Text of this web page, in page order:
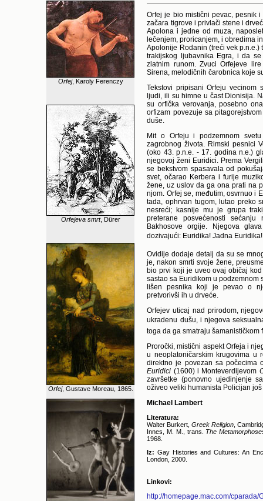
Orfej, Karoly Ferenczy
Orfejeva smrt, Dürer
Orfej, Gustave Moreau, 1865.
Orfej je bio mistični pevac, pesnik
začara tigrove i privlači stene i
Apolona i jedne od muza,
lečenjem, proricanjem, i obredima
Apolonije Rodanin (treći vek
trakijskog ljubavnika Egra, i da
zlatnim runom. Zvuci Orfejeve
Sirena, melodičnih čarobnica koje
Tekstovi pripisani Orfeju
ljudi, ili su himne u čast Dionisija.
su orfička verovanja, posebno
orfizam povezuje sa
duše.
Mit o Orfeju i podzemnom
zagrobnog života. Rimski pesnici
(oko 43. p.n.e. - 17. godina n.e.)
njegovoj ženi Euridici. Prema
se bekstvom spasavala od
svet, očarao Kerbera i furije
žene, uz uslov da ga ona prati na
njom. Orfej se, međutim, osvrnuo i
tada, ophrvan tugom, lutao preko
nesreći; kasnije mu je grupa
preterane posvećenosti
Bakhosove orgije. Njegova
dozivajući: Euridika! Jadna
Ovidije dodaje detalj da su se
je, nakon smrti svoje žene,
bio prvi koji je uveo ovaj običaj
sastao sa Euridikom u podzemnom
lišen pesnika koji je pevao o
pretvorivši ih u drveće.
Orfejev uticaj nad prirodom,
ukradenu dušu, i njegova
toga da ga smatraju
Proročki, mistični aspekt Orfeja i
u neoplatoničarskim krugovima u
direktno je povezan sa počecima
Euridici (1600) i Monteverdijevom
završetke (ponovno ujedinjenje
oživeo veliki humanista Policijan
Michael Lambert
Literatura:
Walter Burkert, Greek Religion ,
Innes, M. M., trans. The
1968.
Iz: Gay Histories and Cultures: An
London, 2000.
Linkovi:
http://homepage.mac.com/cparada/